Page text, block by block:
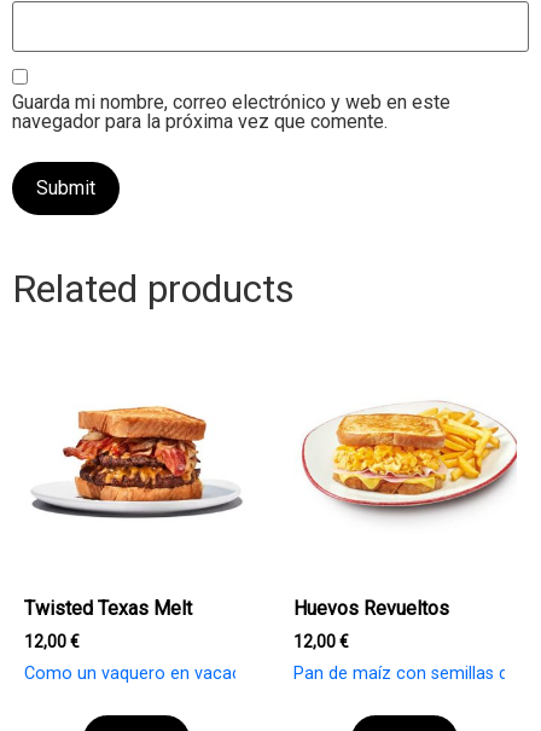
Guarda mi nombre, correo electrónico y web en este
navegador para la próxima vez que comente.
Related products
Twisted Texas Melt
12,00€
Como un vaquero en vacaciones de primavera. Aderezados
Huevos Revueltos
12,00€
Pan de maíz con semillas de